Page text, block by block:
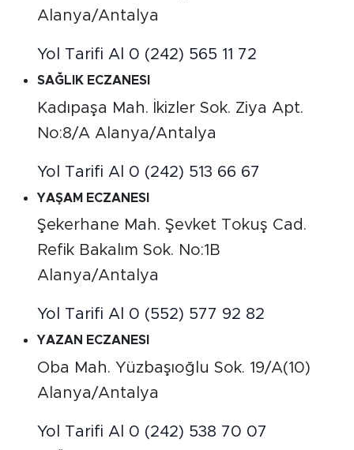
Alanya/Antalya
Yol Tarifi Al 0 (242) 565 11 72
SAĞLIK ECZANESI
Kadıpaşa Mah. İkizler Sok. Ziya Apt.
No:8/A Alanya/Antalya
Yol Tarifi Al 0 (242) 513 66 67
YAŞAM ECZANESI
Şekerhane Mah. Şevket Tokuş Cad.
Refik Bakalım Sok. No:1B
Alanya/Antalya
Yol Tarifi Al 0 (552) 577 92 82
YAZAN ECZANESI
Oba Mah. Yüzbaşıoğlu Sok. 19/A(10)
Alanya/Antalya
Yol Tarifi Al 0 (242) 538 70 07